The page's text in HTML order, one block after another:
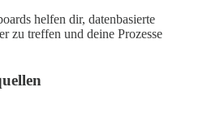
helfen dir, datenbasierte
zu treffen und deine Prozesse